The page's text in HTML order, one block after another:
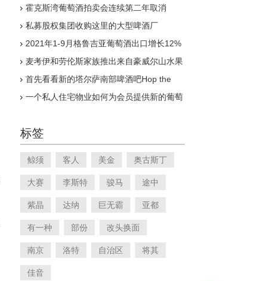
霍克斯湾葡萄酒拍卖会连续第二年取消
私募股权集团收购这里的大型啤酒厂
2021年1-9月格鲁吉亚葡萄酒出口增长12%
麦考伊和劳伦斯家族推出来自豪威尔山水果
首先看看新的塔尔萨南部啤酒吧Hop the
一个私人住宅物业如何为会员提供新的葡萄
标签
鲸须 客人 美金 奥古斯丁
大赛 李斯特 骏马 途中
紫晶 达纳 巨无霸 亚都
有一种 部份 改头换面
南京 洛特 自治区 将其
佳音